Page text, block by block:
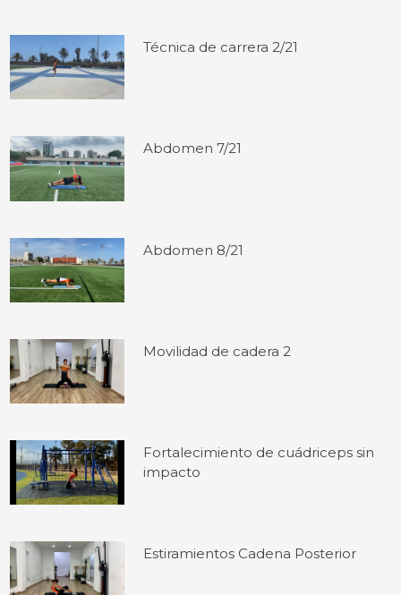
Técnica de carrera 2/21
Abdomen 7/21
Abdomen 8/21
Movilidad de cadera 2
Fortalecimiento de cuádriceps sin
impacto
Estiramientos Cadena Posterior